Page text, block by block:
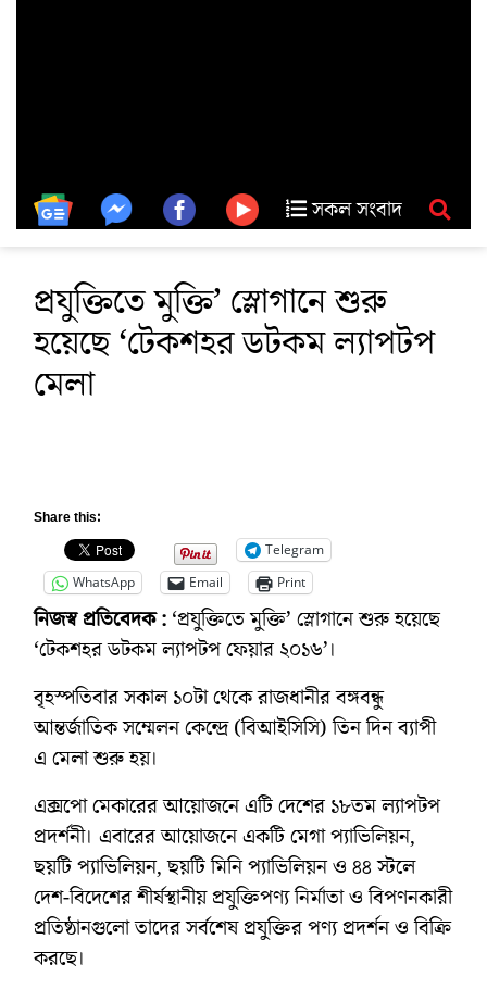
সকল সংবাদ
প্রযুক্তিতে মুক্তি’ স্লোগানে শুরু
হয়েছে ‘টেকশহর ডটকম ল্যাপটপ
মেলা
Share this:
Telegram
WhatsApp
Email Print
নিজস্ব প্রতিবেদক : ‘প্রযুক্তিতে মুক্তি’ স্লোগানে শুরু হয়েছে
‘টেকশহর ডটকম ল্যাপটপ ফেয়ার ২০১৬’।
বৃহস্পতিবার সকাল ১০টা থেকে রাজধানীর বঙ্গবন্ধু
আন্তর্জাতিক সম্মেলন কেন্দ্রে (বিআইসিসি) তিন দিন ব্যাপী
এ মেলা শুরু হয়।
এক্সপো মেকারের আয়োজনে এটি দেশের ১৮তম ল্যাপটপ
প্রদর্শনী। এবারের আয়োজনে একটি মেগা প্যাভিলিয়ন,
ছয়টি প্যাভিলিয়ন, ছয়টি মিনি প্যাভিলিয়ন ও ৪৪ স্টলে
দেশ-বিদেশের শীর্ষস্থানীয় প্রযুক্তিপণ্য নির্মাতা ও বিপণনকারী
প্রতিষ্ঠানগুলো তাদের সর্বশেষ প্রযুক্তির পণ্য প্রদর্শন ও বিক্রি
করছে।